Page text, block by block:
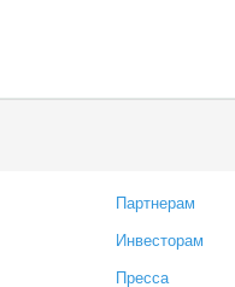
Партнерам
Инвесторам
Пресса